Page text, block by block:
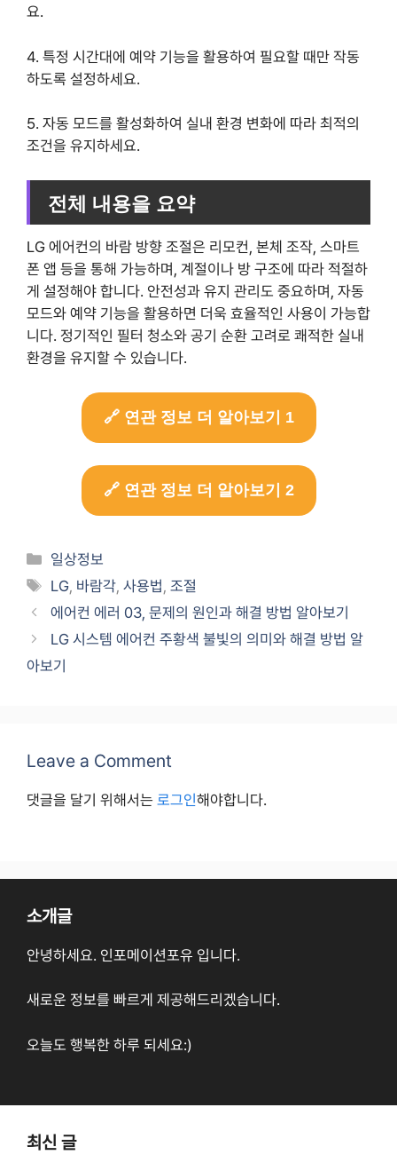
요.
4. 특정 시간대에 예약 기능을 활용하여 필요할 때만 작동
하도록 설정하세요.
5. 자동 모드를 활성화하여 실내 환경 변화에 따라 최적의
조건을 유지하세요.
전체 내용을 요약
LG 에어컨의 바람 방향 조절은 리모컨, 본체 조작, 스마트
폰 앱 등을 통해 가능하며, 계절이나 방 구조에 따라 적절하
게 설정해야 합니다. 안전성과 유지 관리도 중요하며, 자동
모드와 예약 기능을 활용하면 더욱 효율적인 사용이 가능합
니다. 정기적인 필터 청소와 공기 순환 고려로 쾌적한 실내
환경을 유지할 수 있습니다.
🔗 연관 정보 더 알아보기 1
🔗 연관 정보 더 알아보기 2
Categories
일상정보
Tags
LG, 바람각,사용법,조절
에어컨 에러 03, 문제의 원인과 해결 방법 알아보기
LG 시스템 에어컨 주황색 불빛의 의미와 해결 방법 알
아보기
Leave a Comment
댓글을 달기 위해서는 로그인해야합니다.
소개글
안녕하세요. 인포메이션포유 입니다.
새로운 정보를 빠르게 제공해드리겠습니다.
오늘도 행복한 하루 되세요:)
최신 글